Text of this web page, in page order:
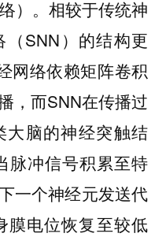
）。相较于传统神
SNN）的结构更
网络依赖矩阵卷积
，而SNN在传播过
脑的神经突触结
脉冲信号积累至特
一个神经元发送代
膜电位恢复至较低